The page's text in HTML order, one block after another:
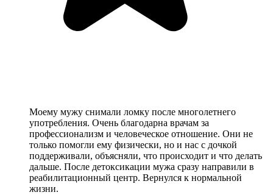
Моему мужу снимали ломку после многолетнего
употребления. Очень благодарна врачам за
профессионализм и человеческое отношение. Они не
только помогли ему физически, но и нас с дочкой
поддерживали, объясняли, что происходит и что делать
дальше. После детоксикации мужа сразу направили в
реабилитационный центр. Вернулся к нормальной
жизни.